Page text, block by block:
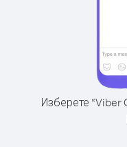
Изберете “Viber